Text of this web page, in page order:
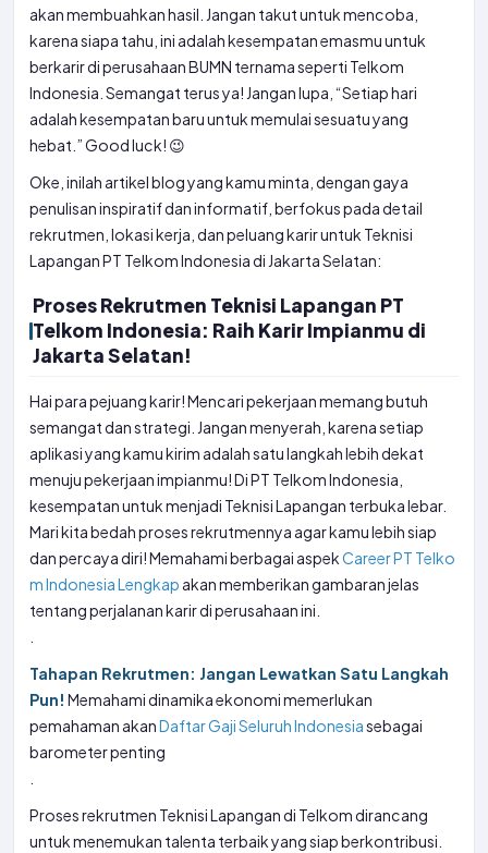
akan membuahkan hasil. Jangan takut untuk mencoba,
karena siapa tahu, ini adalah kesempatan emasmu untuk
berkarir di perusahaan BUMN ternama seperti Telkom
Indonesia. Semangat terus ya! Jangan lupa, “Setiap hari
adalah kesempatan baru untuk memulai sesuatu yang
hebat.” Good luck! 😉
Oke, inilah artikel blog yang kamu minta, dengan gaya
penulisan inspiratif dan informatif, berfokus pada detail
rekrutmen, lokasi kerja, dan peluang karir untuk Teknisi
Lapangan PT Telkom Indonesia di Jakarta Selatan:
Proses Rekrutmen Teknisi Lapangan PT
Telkom Indonesia: Raih Karir Impianmu di
Jakarta Selatan!
Hai para pejuang karir! Mencari pekerjaan memang butuh
semangat dan strategi. Jangan menyerah, karena setiap
aplikasi yang kamu kirim adalah satu langkah lebih dekat
menuju pekerjaan impianmu! Di PT Telkom Indonesia,
kesempatan untuk menjadi Teknisi Lapangan terbuka lebar.
Mari kita bedah proses rekrutmennya agar kamu lebih siap
dan percaya diri! Memahami berbagai aspekCareer PT Telko
m Indonesia Lengkap akan memberikan gambaran jelas
tentang perjalanan karir di perusahaan ini.
Tahapan Rekrutmen: Jangan Lewatkan Satu Langkah
Pun! Memahami dinamika ekonomi memerlukan
pemahaman akanDaftar Gaji Seluruh Indonesiasebagai
barometer penting
Proses rekrutmen Teknisi Lapangan di Telkom dirancang
untuk menemukan talenta terbaik yang siap berkontribusi.